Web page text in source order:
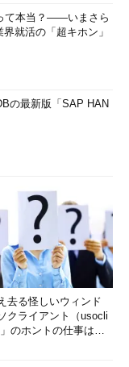
て本当？――いまさら
就活の「超キホン」
の最新版「SAP HAN
去る怪しいウィンド
クライアント（usocli
のホントの仕事は？